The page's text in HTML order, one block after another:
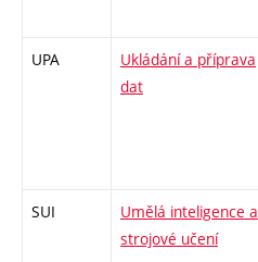
UPA
Ukládání a příprava
dat
SUI
Umělá inteligence a
strojové učení